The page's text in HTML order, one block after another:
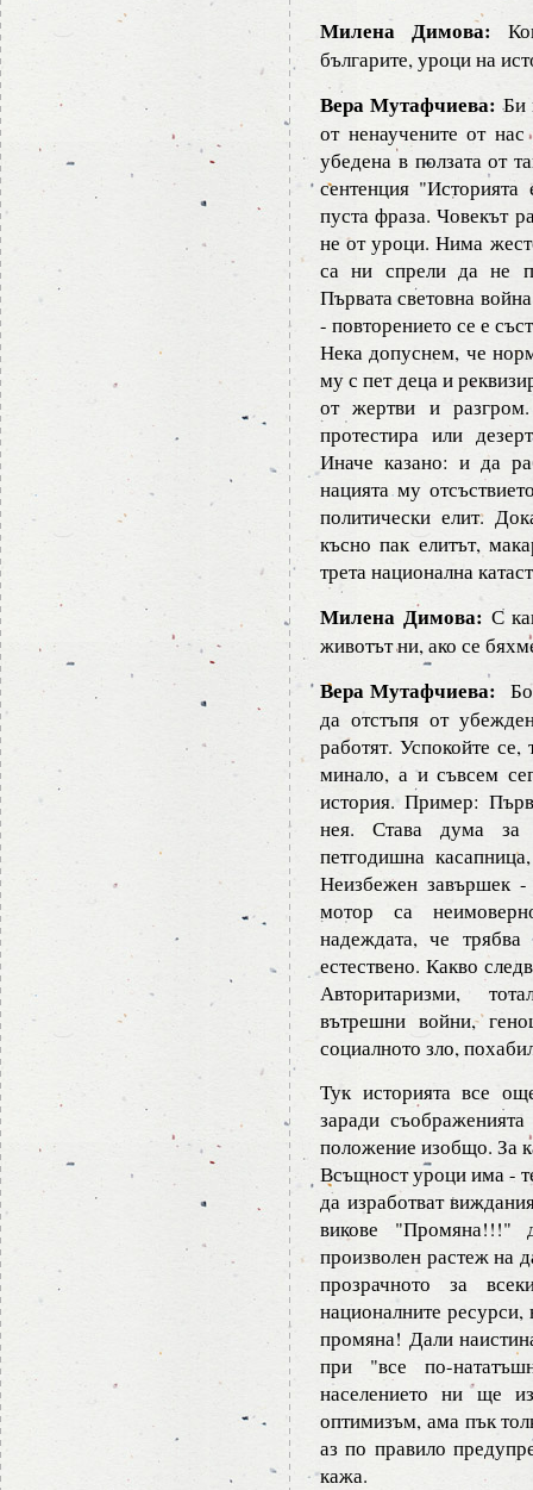
Милена Димова:
българите, уроци на
Вера Мутафчиева: Би
от ненаучените от
убедена в ползата от
сентенция
пуста фраза. Човекът
не от уроци. Нима
са ни спрели да не
Първата световна
- повторението се е
Нека допуснем, че
му с пет деца и
от жертви и
протестира или
Иначе казано: и да
нацията му
политически елит.
късно пак елитът,
трета национална
Милена Димова: С
животът ни, ако се
Вера Мутафчиева:
да отстъпя от
работят. Успокойте
минало, а и съвсем
история. Пример:
нея. Става дума за
петгодишна
Неизбежен завършек -
мотор са
надеждата, че
естествено. Какво
Авторитаризми,
вътрешни войни,
социалното зло,
Тук историята все
заради
положение изобщо. За
Всъщност уроци има -
да изработват
викове "Промяна!!!"
произволен растеж на
прозрачното за
националните
промяна! Дали
при "все по-
населението ни ще
оптимизъм, ама пък
аз по правило
кажа.